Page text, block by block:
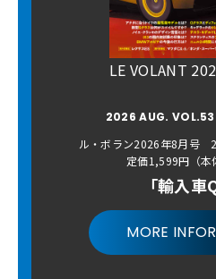
LE VOLANT
2026 AUG.
ル・ボラン2026年8月号
定価1,599円（本
「輸入車
MORE